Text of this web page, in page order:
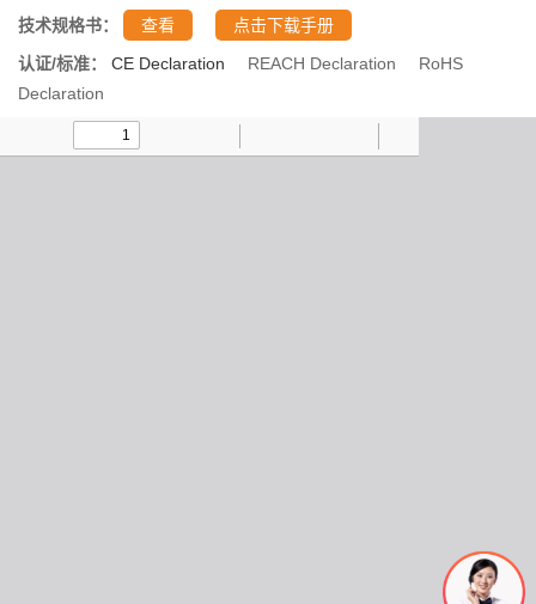
技术规格书： 查看
点击下载手册
认证/标准：
CE Declaration REACH Declaration
RoHS
Declaration